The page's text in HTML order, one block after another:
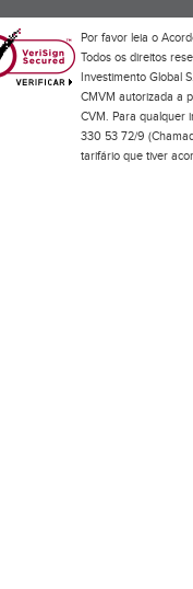
Por favor leia o
Todos os direitos
Investimento Global
CMVM autorizada a
CVM. Para qualquer
330 53 72/9
tarifário que tiver